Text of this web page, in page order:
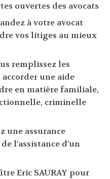
ouvertes des avocats
à votre avocat
vos litiges au mieux
remplissez les
une aide
en matière familiale,
criminelle
une assurance
l'assistance d'un
Eric SAURAY pour